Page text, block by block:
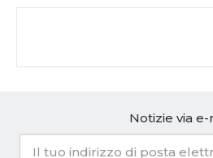
Notizie via e-